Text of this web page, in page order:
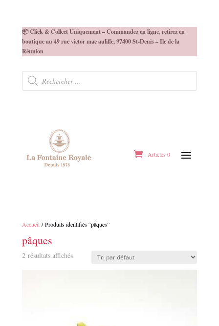
📦 Click & Collect Uniquement – Commandez en ligne, retirez en
boutique au 49 rue victor mac auliffe, 97400 St-Denis – Ile de la
Réunion
Recherche
produits
Articles 0
Accueil / Produits identifiés “pâques”
pâques
2 résultats affichés